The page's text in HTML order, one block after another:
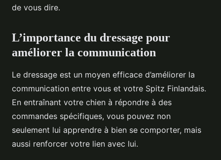
de vous dire.
L’importance du dressage pour
améliorer la communication
Le dressage est un moyen efficace d’améliorer la
communication entre vous et votre Spitz Finlandais.
En entraînant votre chien à répondre à des
commandes spécifiques, vous pouvez non
seulement lui apprendre à bien se comporter, mais
aussi renforcer votre lien avec lui.